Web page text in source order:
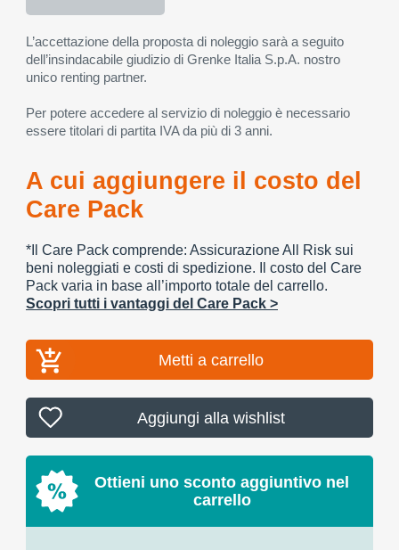
L’accettazione della proposta di noleggio sarà a seguito
dell’insindacabile giudizio di Grenke Italia S.p.A. nostro
unico renting partner.
Per potere accedere al servizio di noleggio è necessario
essere titolari di partita IVA da più di 3 anni.
A cui aggiungere il costo del
Care Pack
*Il Care Pack comprende: Assicurazione All Risk sui
beni noleggiati e costi di spedizione. Il costo del Care
Pack varia in base all’importo totale del carrello.
Scopri tutti i vantaggi del Care Pack >
Metti a carrello
Aggiungi alla wishlist
Ottieni uno sconto aggiuntivo nel
carrello